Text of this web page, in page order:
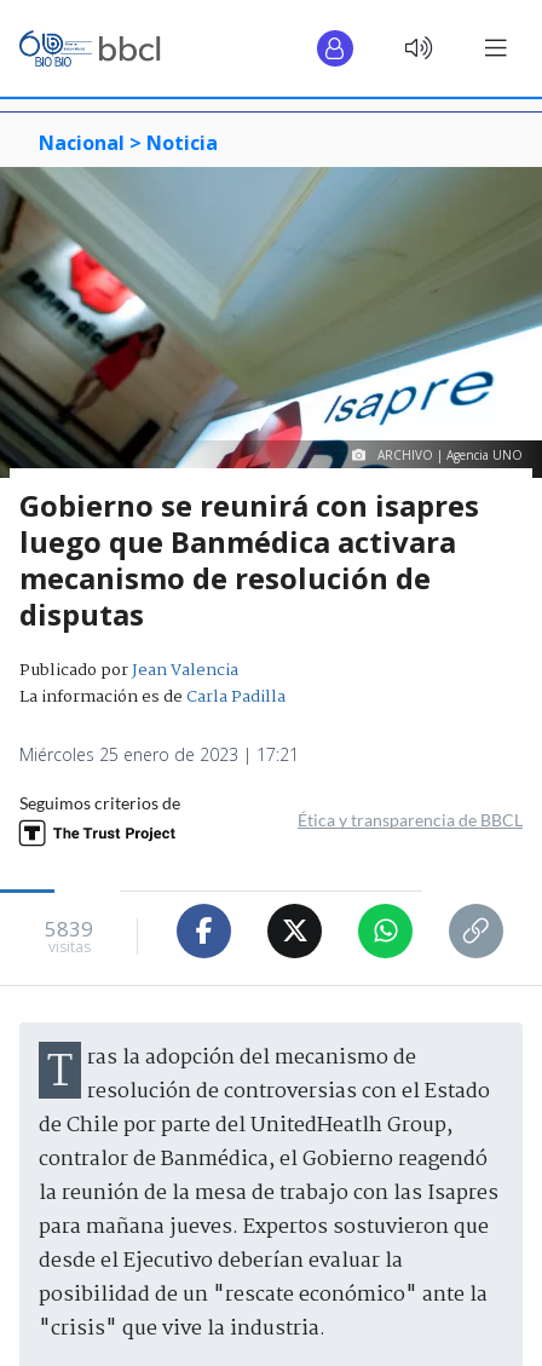
Nacional > Noticia
ARCHIVO | Agencia UNO
Gobierno se reunirá con isapres
luego que Banmédica activara
mecanismo de resolución de
disputas
Publicado porJean Valencia
La información es deCarla Padilla
Miércoles 25 enero de 2023 | 17:21
Seguimos criterios de
Ética y transparencia de BBCL
5839
visitas
Tras la adopción del mecanismo de resolución de controversias con el Estado
de Chile por parte del UnitedHeatlh Group,
contralor de Banmédica, el Gobierno reagendó
la reunión de la mesa de trabajo con las Isapres
para mañana jueves. Expertos sostuvieron que
desde el Ejecutivo deberían evaluar la
posibilidad de un "rescate económico" ante la
"crisis" que vive la industria.